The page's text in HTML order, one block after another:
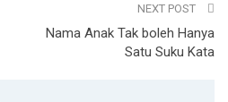
NEXT POST
Nama Anak Tak boleh Hanya
Satu Suku Kata